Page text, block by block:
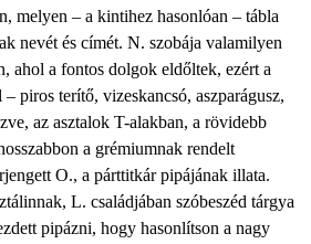
melyen – a kintihez hasonlóan – tábla
nevét és címét. N. szobája valamilyen
ahol a fontos dolgok eldőltek, ezért a
piros terítő, vizeskancsó, aszparágusz,
az asztalok T-alakban, a rövidebb
a grémiumnak rendelt
O., a párttitkár pipájának illata.
L. családjában szóbeszéd tárgya
pipázni, hogy hasonlítson a nagy